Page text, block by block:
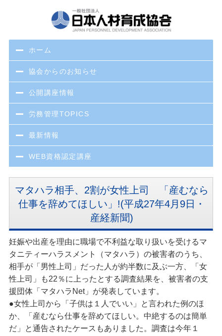
ホーム
協会からのお知らせ
公開講座情報
労務管理TOPICS
最新情報
WEB資格認定講座
マタハラ相手、2割が女性上司 「産むなら
仕事を辞めてほしい」!(平成27年4月9日・
産経新聞)
妊娠や出産を理由に職場で不利益な取り扱いを受けるマ
タニティーハラスメント（マタハラ）の被害者のうち、
相手が「男性上司」だった人が約半数に及ぶ一方、「女
性上司」も22％に上ったとする調査結果を、被害者の支
援団体「マタハラNet」が発表しています。
●女性上司から「子供は１人でいい」と言われた例のほ
か、「産むなら仕事を辞めてほしい。中絶するのは簡単
だ」と通告されたケースもありました。調査は今年１